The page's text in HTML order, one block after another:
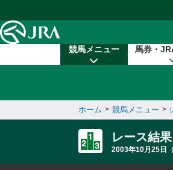
競馬メニュー 馬券・
ホーム > 競馬メニュー >
レース結果
2003年10月25日